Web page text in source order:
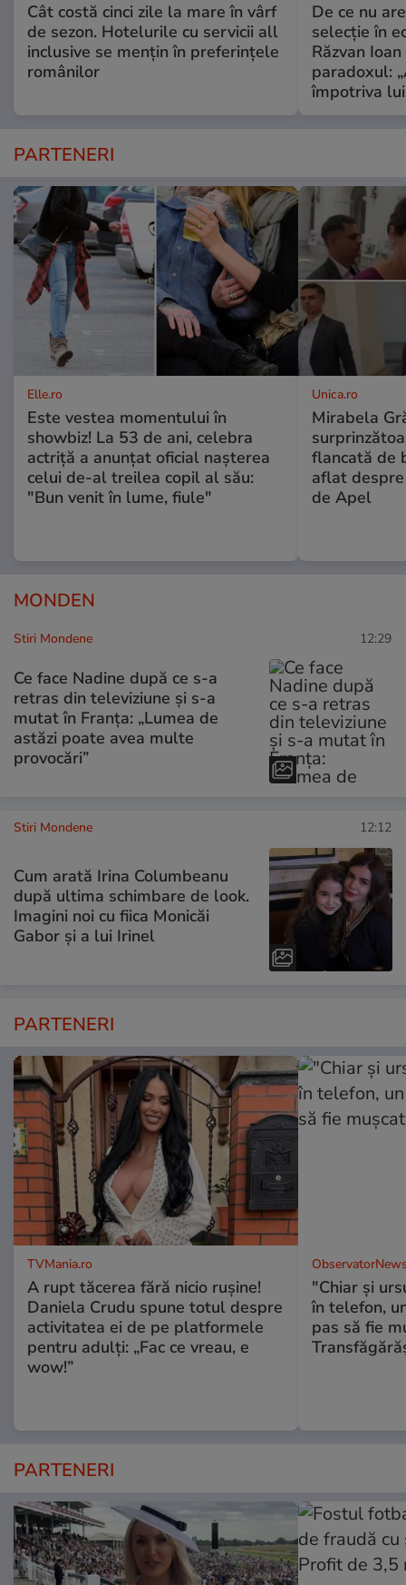
Cât costă cinci zile la mare în vârf
de sezon. Hotelurile cu servicii all
inclusive se mențin în preferințele
românilor
De ce nu
selecție în
Răzvan
paradoxul:
împotriva lui
PARTENERI
Elle.ro
Este vestea momentului în
showbiz! La 53 de ani, celebra
actriță a anunțat oficial nașterea
celui de-al treilea copil al său:
"Bun venit în lume, fiule"
Unica.ro
Mirabela
flancată de
aflat
de Apel
MONDEN
Stiri Mondene 12:29
Ce face Nadine după ce s-a
retras din televiziune și s-a
mutat în Franța: „Lumea de
astăzi poate avea multe
provocări”
Stiri Mondene 12:12
Cum arată Irina Columbeanu
după ultima schimbare de look.
Imagini noi cu fiica Monicăi
Gabor și a lui Irinel
PARTENERI
TVMania.ro
A rupt tăcerea fără nicio rușine!
Daniela Crudu spune totul despre
activitatea ei de pe platformele
pentru adulți: „Fac ce vreau, e
wow!”
"Chiar și
în telefon,
pas să fie
PARTENERI